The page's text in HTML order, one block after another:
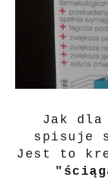
Jak dla
spisuje
Jest to